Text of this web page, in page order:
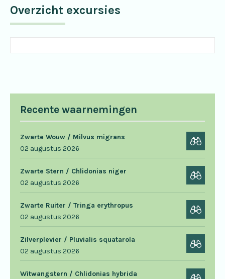
Recente waarnemingen
Zwarte Wouw / Milvus migrans
02 augustus 2026
Zwarte Stern / Chlidonias niger
02 augustus 2026
Zwarte Ruiter / Tringa erythropus
02 augustus 2026
Zilverplevier / Pluvialis squatarola
02 augustus 2026
Witwangstern / Chlidonias hybrida
Overzicht excursies